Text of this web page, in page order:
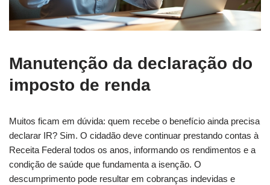
Manutenção da declaração do
imposto de renda
Muitos ficam em dúvida: quem recebe o benefício ainda precisa
declarar IR? Sim. O cidadão deve continuar prestando contas à
Receita Federal todos os anos, informando os rendimentos e a
condição de saúde que fundamenta a isenção. O
descumprimento pode resultar em cobranças indevidas e